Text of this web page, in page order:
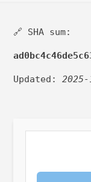
🔗 SHA sum:
Updated: